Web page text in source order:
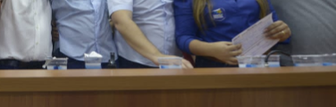
desafinando viraliza e fãs lamentam: “Luto”
para garantir queda nos preços, diz ministro